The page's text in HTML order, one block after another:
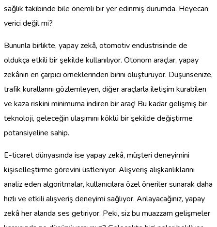
sağlık takibinde bile önemli bir yer edinmiş durumda. Heyecan
verici değil mi?
Bununla birlikte, yapay zekâ, otomotiv endüstrisinde de
oldukça etkili bir şekilde kullanılıyor. Otonom araçlar, yapay
zekânın en çarpıcı örneklerinden birini oluşturuyor. Düşünsenize,
trafik kurallarını gözlemleyen, diğer araçlarla iletişim kurabilen
ve kaza riskini minimuma indiren bir araç! Bu kadar gelişmiş bir
teknoloji, geleceğin ulaşımını köklü bir şekilde değiştirme
potansiyeline sahip.
E-ticaret dünyasında ise yapay zekâ, müşteri deneyimini
kişiselleştirme görevini üstleniyor. Alışveriş alışkanlıklarını
analiz eden algoritmalar, kullanıcılara özel öneriler sunarak daha
hızlı ve etkili alışveriş deneyimi sağlıyor. Anlayacağınız, yapay
zekâ her alanda ses getiriyor. Peki, siz bu muazzam gelişmeler